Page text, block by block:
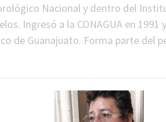
Nacional y dentro del
Ingresó a la CONAGUA en
de Guanajuato. Forma parte del